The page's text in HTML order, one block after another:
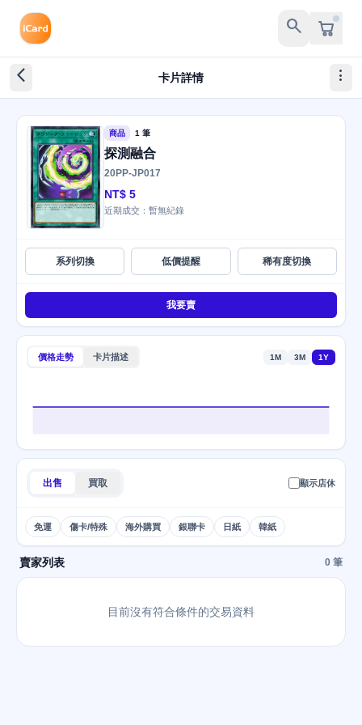
search
arrow_back_ios_new 卡片詳情 more_vert
商品 1 筆
探測融合
20PP-JP017
NT$ 5
近期成交：暫無紀錄
系列切換 低價提醒 稀有度切換
我要賣
價格走勢 卡片描述 1M 3M 1Y
出售 買取 顯示店休
免運 傷卡/特殊 海外購買 銀聯卡 日紙 韓紙
賣家列表 0 筆
目前沒有符合條件的交易資料